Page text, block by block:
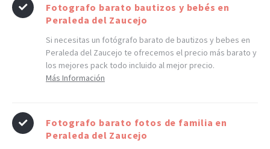
Fotografo barato bautizos y bebés en
Peraleda del Zaucejo
Si necesitas un fotógrafo barato de bautizos y bebes en
Peraleda del Zaucejo te ofrecemos el precio más barato y
los mejores pack todo incluido al mejor precio.
Más Información
Fotografo barato fotos de familia en
Peraleda del Zaucejo